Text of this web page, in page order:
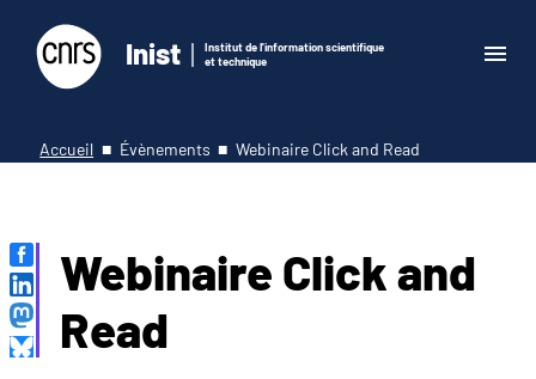
Inist
Institut de l'information scientifique
et technique
Accueil Évènements Webinaire Click and Read
Webinaire Click and
Read